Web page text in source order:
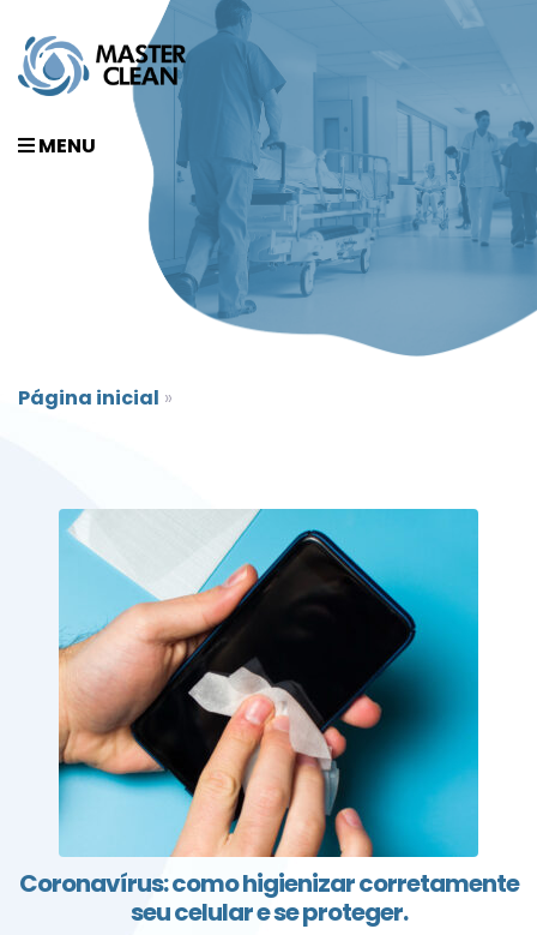
MENU
Página inicial »
Coronavírus: como higienizar corretamente
seu celular e se proteger.